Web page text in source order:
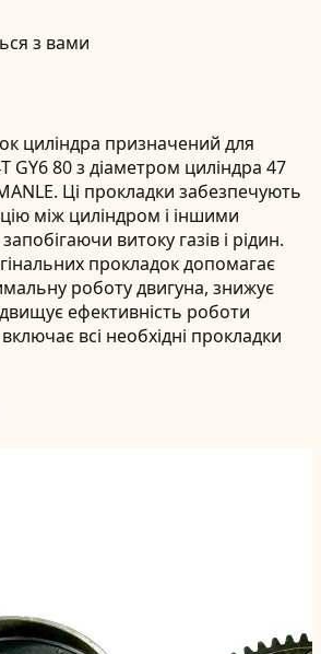
з вами
циліндра призначений для
GY6 80 з діаметром циліндра 47
Ці прокладки забезпечують
між циліндром і іншими
витоку газів і рідин.
прокладок допомагає
роботу двигуна, знижує
ефективність роботи
всі необхідні прокладки